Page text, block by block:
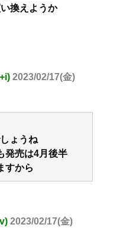
換えようか
2023/02/17(金)
ょうね
発売は4月後半
すから
2023/02/17(金)